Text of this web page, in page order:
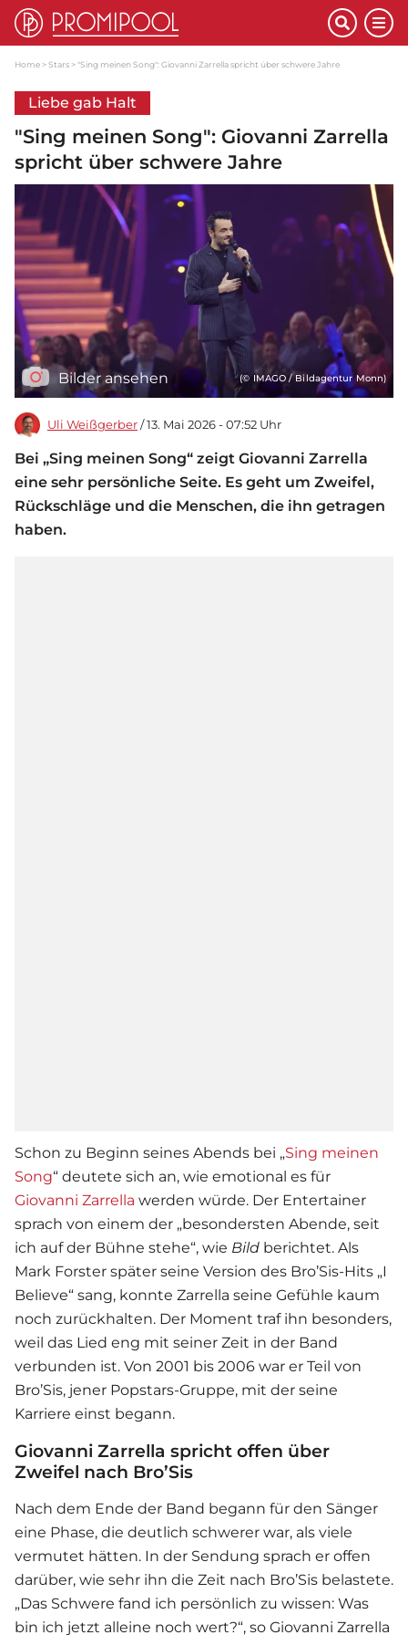
Home Stars "Sing meinen Song": Giovanni Zarrella spricht über schwere Jahre
Liebe gab Halt
"Sing meinen Song": Giovanni Zarrella
spricht über schwere Jahre
Bilder ansehen (© IMAGO / Bildagentur Monn)
Uli Weißgerber / 13. Mai 2026 - 07:52 Uhr
Bei „Sing meinen Song“ zeigt Giovanni Zarrella
eine sehr persönliche Seite. Es geht um Zweifel,
Rückschläge und die Menschen, die ihn getragen
haben.
Schon zu Beginn seines Abends bei „Sing meinen
Song“ deutete sich an, wie emotional es für
Giovanni Zarrella werden würde. Der Entertainer
sprach von einem der „besondersten Abende, seit
ich auf der Bühne stehe“, wie Bild berichtet. Als
Mark Forster später seine Version des Bro’Sis-Hits „I
Believe“ sang, konnte Zarrella seine Gefühle kaum
noch zurückhalten. Der Moment traf ihn besonders,
weil das Lied eng mit seiner Zeit in der Band
verbunden ist. Von 2001 bis 2006 war er Teil von
Bro’Sis, jener Popstars-Gruppe, mit der seine
Karriere einst begann.
Giovanni Zarrella spricht offen über
Zweifel nach Bro’Sis
Nach dem Ende der Band begann für den Sänger
eine Phase, die deutlich schwerer war, als viele
vermutet hätten. In der Sendung sprach er offen
darüber, wie sehr ihn die Zeit nach Bro’Sis belastete.
„Das Schwere fand ich persönlich zu wissen: Was
bin ich jetzt alleine noch wert?“, so Giovanni Zarrella